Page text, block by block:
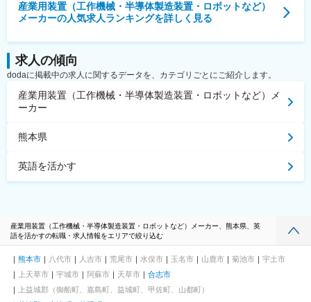
産業用装置（工作機械・半導体製造装置・ロボットなど）
メーカーの人気求人ランキングを詳しく見る
求人の傾向
dodaに掲載中の求人に関するデータを、カテゴリごとにご紹介します。
産業用装置（工作機械・半導体製造装置・ロボットなど）メ
ーカー
熊本県
英語を活かす
産業用装置（工作機械・半導体製造装置・ロボットなど）メーカー、熊本県、英
語を活かすの転職・求人情報をエリアで絞り込む
熊本市 八代市 人吉市 荒尾市 水俣市 玉名市 山鹿市 菊池市
宇土市
上天草市
宇城市 阿蘇市 天草市
合志市
上益城郡（御船町、嘉島町、益城町、甲佐町、山都町）